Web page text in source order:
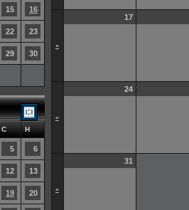
15 16
22 23
29 30
С Н
5 6
12 13
19 20
»
17
»
24
»
31